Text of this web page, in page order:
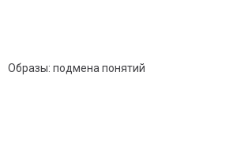
Образы: подмена понятий